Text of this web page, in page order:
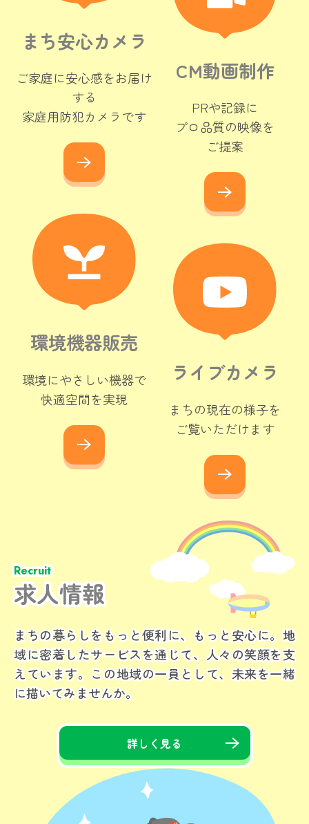
まち安心カメラ
ご家庭に安心感をお届け
する
家庭用防犯カメラです
CM動画制作
PRや記録に
プロ品質の映像を
ご提案
環境機器販売
環境にやさしい機器で
快適空間を実現
ライブカメラ
まちの現在の様子を
ご覧いただけます
Recruit
求人情報
まちの暮らしをもっと便利に、もっと安心に。地
域に密着したサービスを通じて、人々の笑顔を支
えています。この地域の一員として、未来を一緒
に描いてみませんか。
詳しく見る